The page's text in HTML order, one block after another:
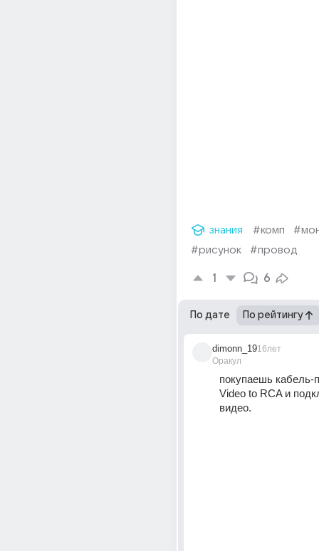
знания #комп
#рисунок
#провод
1 6
По дате По рейтингу
dimonn_19
Оракул
16лет
покупаешь кабель-
Video to RCA и
видео.